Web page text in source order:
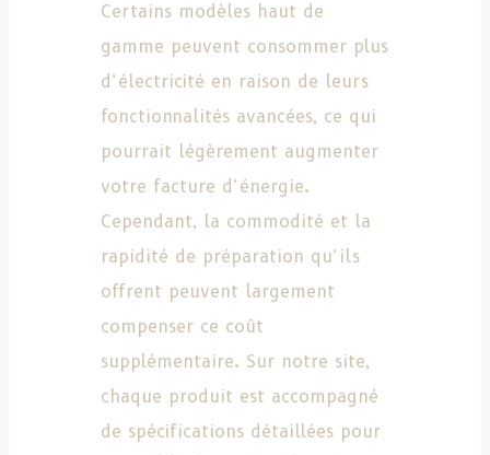
Certains modèles haut de
gamme peuvent consommer plus
d’électricité en raison de leurs
fonctionnalités avancées, ce qui
pourrait légèrement augmenter
votre facture d’énergie.
Cependant, la commodité et la
rapidité de préparation qu’ils
offrent peuvent largement
compenser ce coût
supplémentaire. Sur notre site,
chaque produit est accompagné
de spécifications détaillées pour